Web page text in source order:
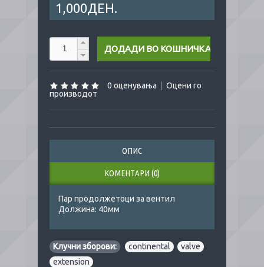
1,000ДЕН.
0 оценувања
Оцени го
производот
ОПИС
КОМЕНТАРИ (0)
Пар продолжетоци за вентил
Должина: 40мм
Клучни зборови: continental valve
extension